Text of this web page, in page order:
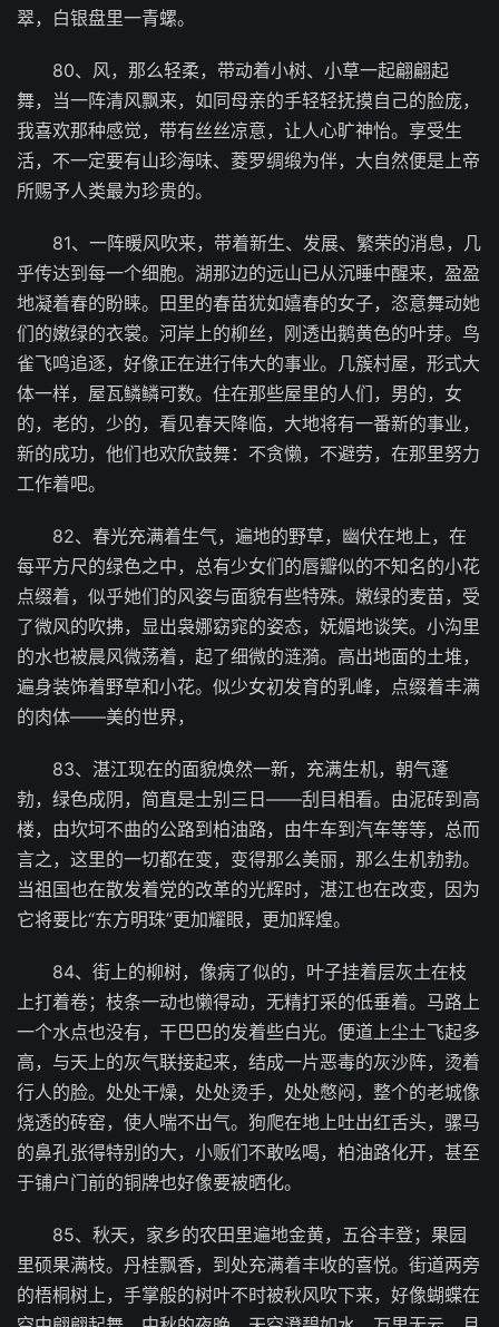
翠，白银盘里一青螺。
80、风，那么轻柔，带动着小树、小草一起翩翩起
舞，当一阵清风飘来，如同母亲的手轻轻抚摸自己的脸庞，
我喜欢那种感觉，带有丝丝凉意，让人心旷神怡。享受生
活，不一定要有山珍海味、菱罗绸缎为伴，大自然便是上帝
所赐予人类最为珍贵的。
81、一阵暖风吹来，带着新生、发展、繁荣的消息，几
乎传达到每一个细胞。湖那边的远山已从沉睡中醒来，盈盈
地凝着春的盼睐。田里的春苗犹如嬉春的女子，恣意舞动她
们的嫩绿的衣裳。河岸上的柳丝，刚透出鹅黄色的叶芽。鸟
雀飞鸣追逐，好像正在进行伟大的事业。几簇村屋，形式大
体一样，屋瓦鳞鳞可数。住在那些屋里的人们，男的，女
的，老的，少的，看见春天降临，大地将有一番新的事业，
新的成功，他们也欢欣鼓舞：不贪懒，不避劳，在那里努力
工作着吧。
82、春光充满着生气，遍地的野草，幽伏在地上，在
每平方尺的绿色之中，总有少女们的唇瓣似的不知名的小花
点缀着，似乎她们的风姿与面貌有些特殊。嫩绿的麦苗，受
了微风的吹拂，显出袅娜窈窕的姿态，妩媚地谈笑。小沟里
的水也被晨风微荡着，起了细微的涟漪。高出地面的土堆，
遍身装饰着野草和小花。似少女初发育的乳峰，点缀着丰满
的肉体——美的世界，
83、湛江现在的面貌焕然一新，充满生机，朝气蓬
勃，绿色成阴，简直是士别三日——刮目相看。由泥砖到高
楼，由坎坷不曲的公路到柏油路，由牛车到汽车等等，总而
言之，这里的一切都在变，变得那么美丽，那么生机勃勃。
当祖国也在散发着党的改革的光辉时，湛江也在改变，因为
它将要比“东方明珠”更加耀眼，更加辉煌。
84、街上的柳树，像病了似的，叶子挂着层灰土在枝
上打着卷；枝条一动也懒得动，无精打采的低垂着。马路上
一个水点也没有，干巴巴的发着些白光。便道上尘土飞起多
高，与天上的灰气联接起来，结成一片恶毒的灰沙阵，烫着
行人的脸。处处干燥，处处烫手，处处憋闷，整个的老城像
烧透的砖窑，使人喘不出气。狗爬在地上吐出红舌头，骡马
的鼻孔张得特别的大，小贩们不敢吆喝，柏油路化开，甚至
于铺户门前的铜牌也好像要被晒化。
85、秋天，家乡的农田里遍地金黄，五谷丰登；果园
里硕果满枝。丹桂飘香，到处充满着丰收的喜悦。街道两旁
的梧桐树上，手掌般的树叶不时被秋风吹下来，好像蝴蝶在